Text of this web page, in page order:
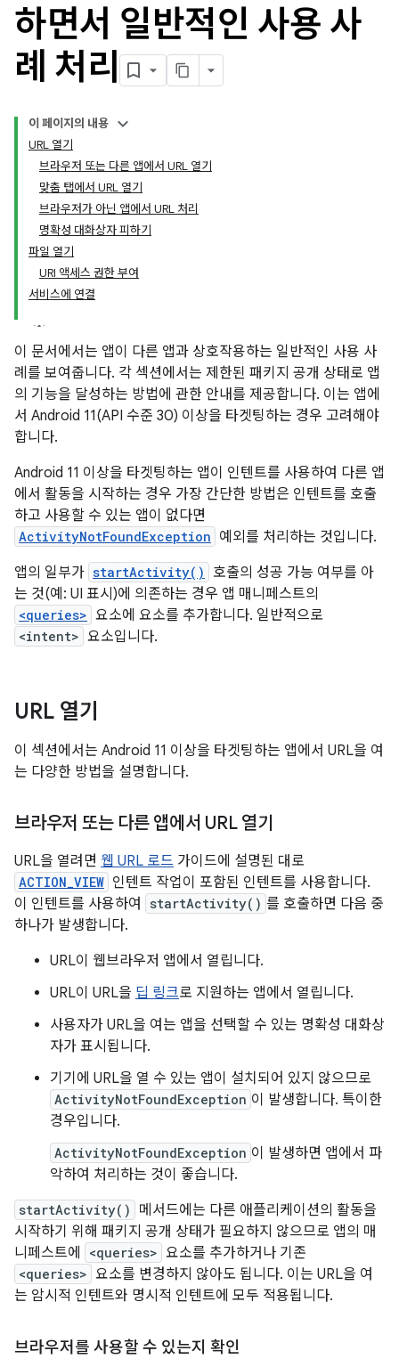
하면서 일반적인 사용 사
례 처리
이 페이지의 내용
URL 열기
브라우저 또는 다른 앱에서 URL 열기
맞춤 탭에서 URL 열기
브라우저가 아닌 앱에서 URL 처리
명확성 대화상자 피하기
파일 열기
URI 액세스 권한 부여
서비스에 연결
이 문서에서는 앱이 다른 앱과 상호작용하는 일반적인 사용 사
례를 보여줍니다. 각 섹션에서는 제한된 패키지 공개 상태로 앱
의 기능을 달성하는 방법에 관한 안내를 제공합니다. 이는 앱에
서 Android 11(API 수준 30) 이상을 타겟팅하는 경우 고려해야
합니다.
Android 11 이상을 타겟팅하는 앱이 인텐트를 사용하여 다른 앱
에서 활동을 시작하는 경우 가장 간단한 방법은 인텐트를 호출
하고 사용할 수 있는 앱이 없다면
ActivityNotFoundException 예외를 처리하는 것입니다.
앱의 일부가 startActivity()
호출의 성공 가능 여부를 아
는 것(예: UI 표시)에 의존하는 경우 앱 매니페스트의
<queries> 요소에 요소를 추가합니다. 일반적으로
<intent> 요소입니다.
URL 열기
이 섹션에서는 Android 11 이상을 타겟팅하는 앱에서 URL을 여
는 다양한 방법을 설명합니다.
브라우저 또는 다른 앱에서 URL 열기
URL을 열려면 웹 URL 로드 가이드에 설명된 대로
ACTION_VIEW 인텐트 작업이 포함된 인텐트를 사용합니다.
이 인텐트를 사용하여
startActivity() 를 호출하면 다음 중
하나가 발생합니다.
URL이 웹브라우저 앱에서 열립니다.
URL이 URL을 딥 링크로 지원하는 앱에서 열립니다.
사용자가 URL을 여는 앱을 선택할 수 있는 명확성 대화상
자가 표시됩니다.
기기에 URL을 열 수 있는 앱이 설치되어 있지 않으므로
ActivityNotFoundException 이 발생합니다. 특이한
경우입니다.
ActivityNotFoundException 이 발생하면 앱에서 파
악하여 처리하는 것이 좋습니다.
startActivity()
메서드에는 다른 애플리케이션의 활동을
시작하기 위해 패키지 공개 상태가 필요하지 않으므로 앱의 매
니페스트에
<queries> 요소를 추가하거나 기존
<queries> 요소를 변경하지 않아도 됩니다. 이는 URL을 여
는 암시적 인텐트와 명시적 인텐트에 모두 적용됩니다.
브라우저를 사용할 수 있는지 확인